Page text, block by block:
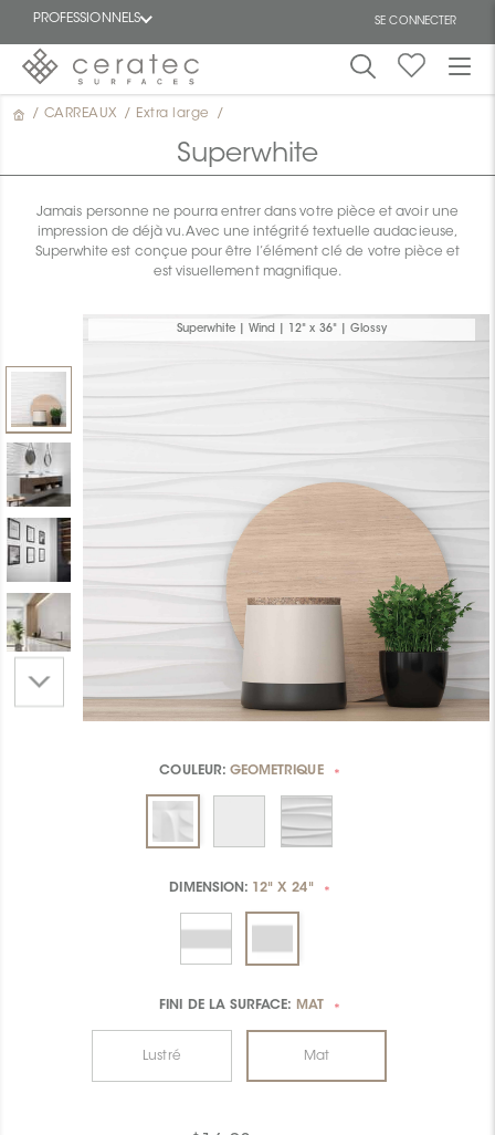
PROFESSIONNELS SE CONNECTER
En
/ CARREAUX / Extra large /
Superwhite
Jamais personne ne pourra entrer dans votre pièce et avoir une
impression de déjà vu. Avec une intégrité textuelle audacieuse,
Superwhite est conçue pour être l’élément clé de votre pièce et
est visuellement magnifique.
Superwhite | Wind | 12" x 36" | Glossy
COULEUR: GEOMETRIQUE *
DIMENSION: 12" X 24" *
FINI DE LA SURFACE: MAT *
Lustré Mat